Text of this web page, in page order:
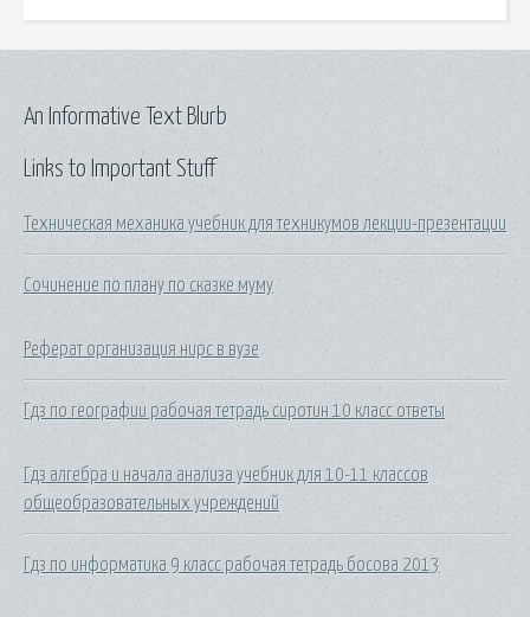
Links to Important Stuff
Техническая механика учебник для техникумов лекции-презентации
Сочинение по плану по сказке муму
Реферат организация нирс в вузе
Гдз по географии рабочая тетрадь сиротин 10 класс ответы
Гдз алгебра и начала анализа учебник для 10-11 классов
общеобразовательных учреждений
Гдз по информатика 9 класс рабочая тетрадь босова 2013
An Informative Text Blurb